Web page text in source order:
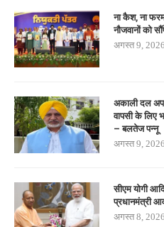
ना कैश, ना
नौजवानों को
अगस्त 9, 2026
अकाली दल
वापसी के लिए
– बलतेज पन्नू
अगस्त 9, 2026
सीएम योगी
प्रधानमंत्री
अगस्त 8, 2026